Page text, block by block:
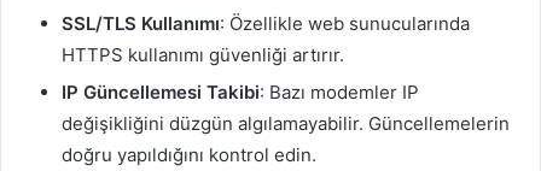
SSL/TLS Kullanımı: Özellikle web sunucularında
HTTPS kullanımı güvenliği artırır.
IP Güncellemesi Takibi: Bazı modemler IP
değişikliğini düzgün algılamayabilir. Güncellemelerin
doğru yapıldığını kontrol edin.